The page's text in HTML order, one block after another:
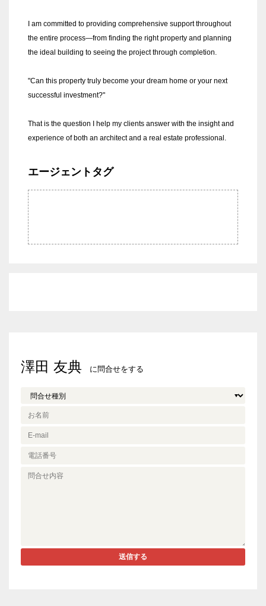
I am committed to providing comprehensive support throughout
the entire process—from finding the right property and planning
the ideal building to seeing the project through completion.
"Can this property truly become your dream home or your next
successful investment?"
That is the question I help my clients answer with the insight and
experience of both an architect and a real estate professional.
エージェントタグ
澤田 友典 に問合せをする
送信する